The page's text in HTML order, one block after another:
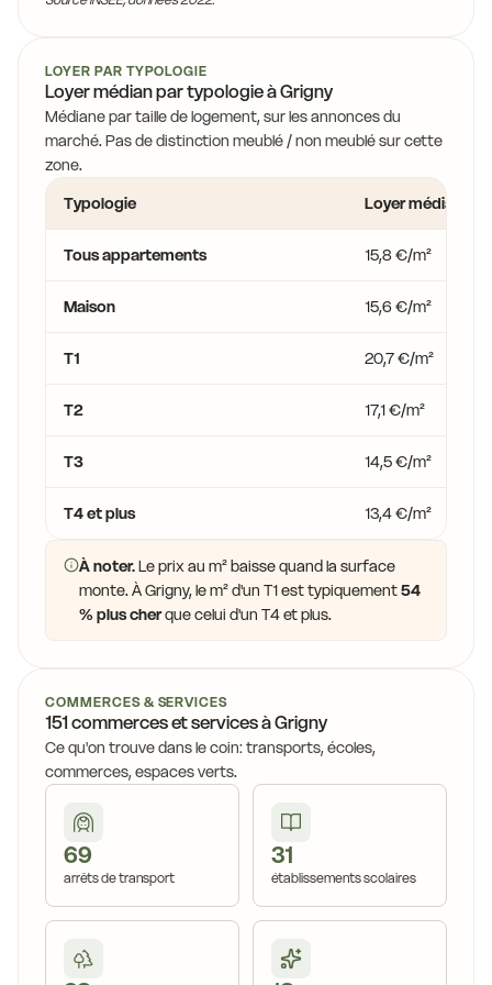
LOYER PAR TYPOLOGIE
Loyer médian par typologie à Grigny
Médiane par taille de logement, sur les annonces du
marché. Pas de distinction meublé / non meublé sur cette
zone.
Typologie
Loyer médian
Tous appartements 15,8 €/m²
Maison 15,6 €/m²
T1 20,7 €/m²
T2 17,1 €/m²
T3 14,5 €/m²
T4 et plus 13,4 €/m²
À noter.Le prix au m² baisse quand la surface
monte. À Grigny, le m² d'un T1 est typiquement54
% plus cherque celui d'un T4 et plus.
COMMERCES & SERVICES
151 commerces et services à Grigny
Ce qu'on trouve dans le coin: transports, écoles,
commerces, espaces verts.
69
arrêts de transport
31
établissements scolaires